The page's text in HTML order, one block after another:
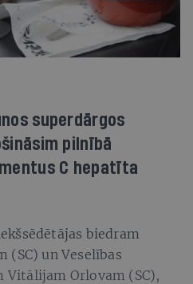
superdārgos
pilnībā
C hepatīta
biedram
(SC) un Veselības
Vitālijam Orlovam (SC),